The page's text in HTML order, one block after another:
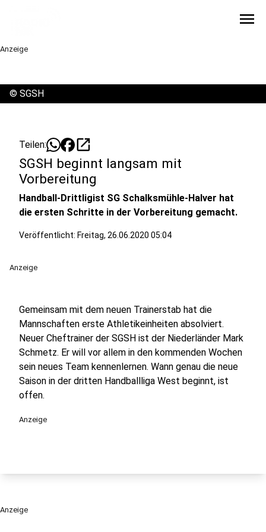
menu
Anzeige
© SGSH
Teilen: open_in_new
SGSH beginnt langsam mit
Vorbereitung
Handball-Drittligist SG Schalksmühle-Halver hat
die ersten Schritte in der Vorbereitung gemacht.
Veröffentlicht: Freitag, 26.06.2020 05:04
Anzeige
Gemeinsam mit dem neuen Trainerstab hat die
Mannschaften erste Athletikeinheiten absolviert.
Neuer Cheftrainer der SGSH ist der Niederländer Mark
Schmetz. Er will vor allem in den kommenden Wochen
sein neues Team kennenlernen. Wann genau die neue
Saison in der dritten Handballliga West beginnt, ist
offen.
Anzeige
Anzeige